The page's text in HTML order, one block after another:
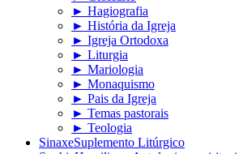
► Hagiografia
► História da Igreja
► Igreja Ortodoxa
► Liturgia
► Mariologia
► Monaquismo
► Pais da Igreja
► Temas pastorais
► Teologia
SinaxeSuplemento Litúrgico